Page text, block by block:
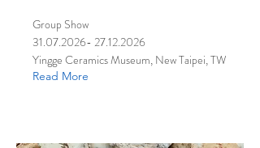
Group Show
31.07.2026- 27.12.2026
Yingge Ceramics Museum, New Taipei, TW
Read More